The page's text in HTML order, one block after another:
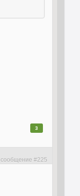
3